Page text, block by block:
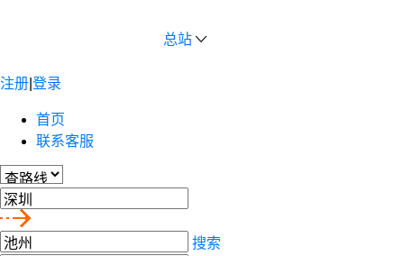
总站
注册 登录
首页
联系客服
搜索